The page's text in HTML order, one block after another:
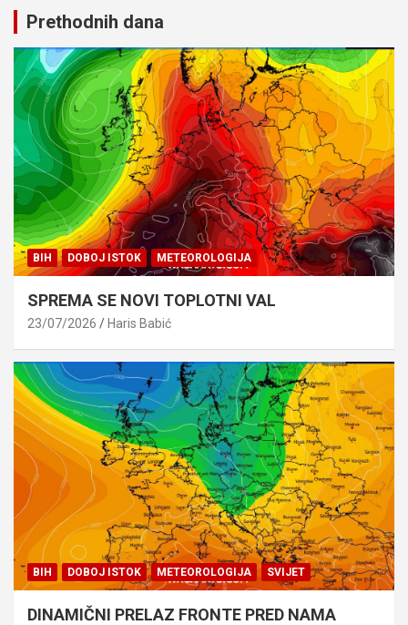
Prethodnih dana
BIH DOBOJ ISTOK METEOROLOGIJA
SPREMA SE NOVI TOPLOTNI VAL
23/07/2026 Haris Babić
BIH DOBOJ ISTOK METEOROLOGIJA SVIJET
DINAMIČNI PRELAZ FRONTE PRED NAMA